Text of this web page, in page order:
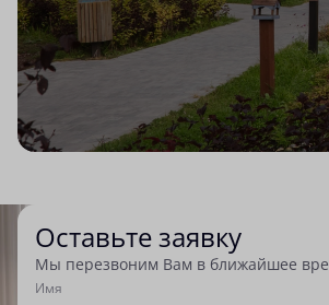
Оставьте заявку
Мы перезвоним Вам в ближайшее
Имя